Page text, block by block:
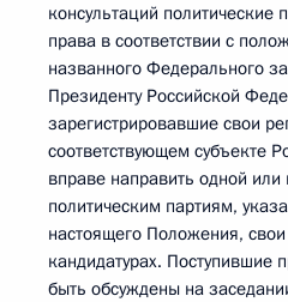
консультаций
права в соответствии с
названного Федерального
Президенту Российской
зарегистрировавшие свои
соответствующем субъекте
вправе направить одной или
политическим партиям,
настоящего Положения,
кандидатурах.
быть обсуждены на